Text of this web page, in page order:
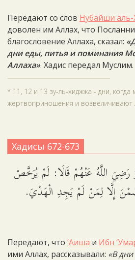
Передают со слов Нубайши аль-
доволен им Аллах, что
благословение Аллаха, сказал:
дни еды, питья и поминания
Аллаха». Хадис передал Муслим.
* 11, 12 и 13 зу-ль-хиджжа - дни,
жертвоприношения и возвеличивают
Хадисы 672-673
اللَّهُ عَنْهُمْ قَالَا: لَمْ يُرَخَّصْ
إِلَّا لِمَنْ لَمْ يَجِدِ الْهَدْيَ.
Передают, что ‘Аиша и Ибн
ими Аллах, рассказывали: «В